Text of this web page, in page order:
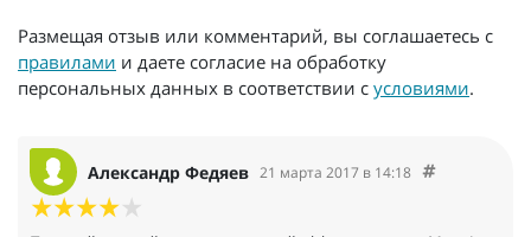
Размещая отзыв или комментарий, вы соглашаетесь с
правилами и даете согласие на обработку
персональных данных в соответствии с условиями.
Александр Федяев 21 марта 2017 в 14:18